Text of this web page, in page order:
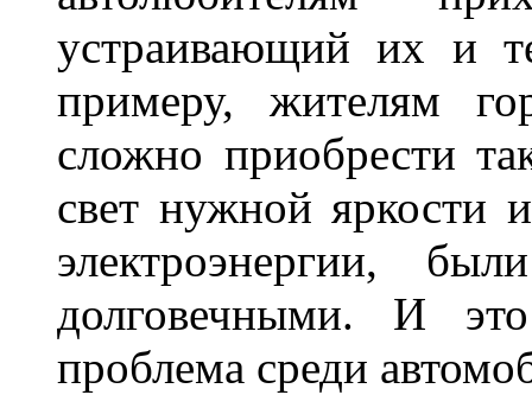
устраивающий их и
примеру, жителям
сложно приобрести
свет нужной яркости
электроэнергии,
долговечными. И
проблема среди